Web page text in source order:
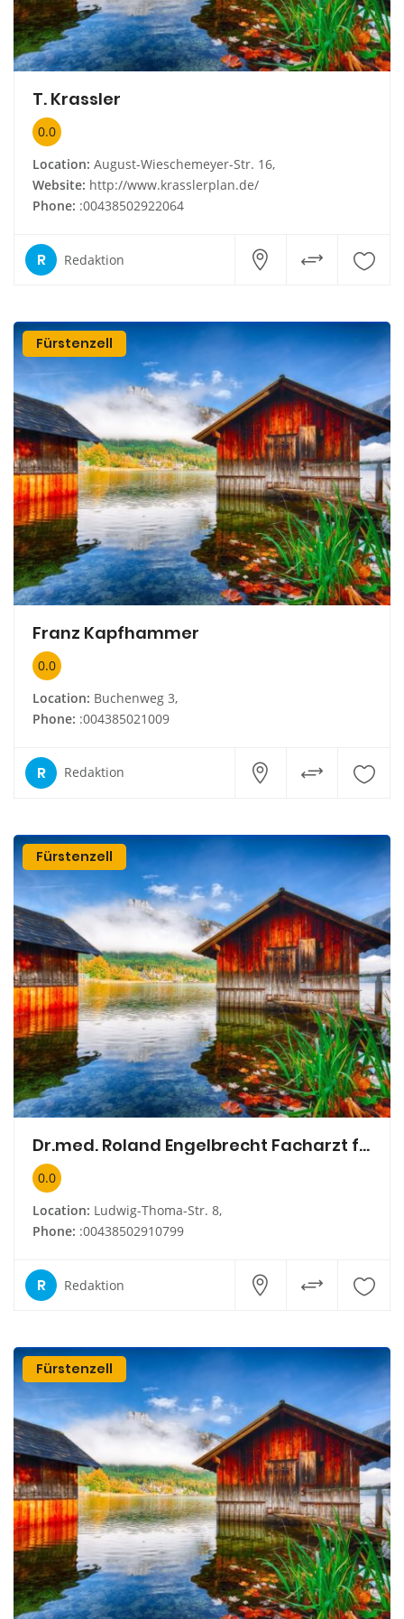
T. Krassler
0.0
Location: August-Wieschemeyer-Str. 16,
Website: http://www.krasslerplan.de/
Phone: :00438502922064
R Redaktion
Fürstenzell
Franz Kapfhammer
0.0
Location: Buchenweg 3,
Phone: :004385021009
R Redaktion
Fürstenzell
Dr.med. Roland Engelbrecht Facharzt für Anästhesiologie
0.0
Location: Ludwig-Thoma-Str. 8,
Phone: :00438502910799
R Redaktion
Fürstenzell